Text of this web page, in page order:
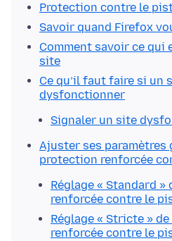
Protection contre le
Savoir quand Firefox
Comment savoir ce qui
site
Ce qu’il faut faire si un
dysfonctionner
Signaler un site
Ajuster ses paramètres
protection renforcée
Réglage « Standard
renforcée contre le
Réglage « Stricte »
renforcée contre le